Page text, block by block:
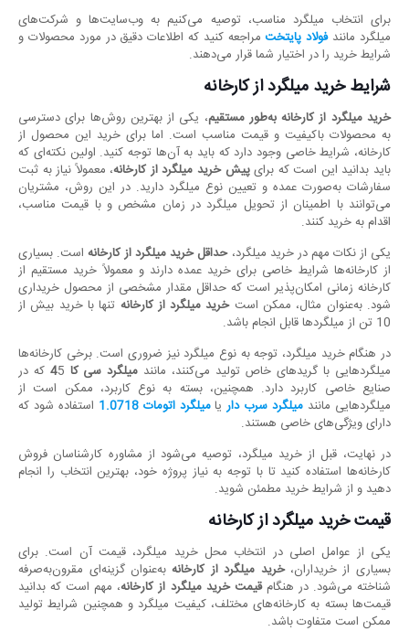
برای انتخاب میلگرد مناسب، توصیه می‌کنیم به وب‌سایت‌ها و شرکت‌های
میلگرد مانندفولاد پایتختمراجعه کنید که اطلاعات دقیق در مورد محصولات و
شرایط خرید را در اختیار شما قرار می‌دهند.
شرایط خرید میلگرد از کارخانه
خرید میلگرد از کارخانه به‌طور مستقیم، یکی از بهترین روش‌ها برای دسترسی
به محصولات باکیفیت و قیمت مناسب است. اما برای خرید این محصول از
کارخانه، شرایط خاصی وجود دارد که باید به آن‌ها توجه کنید. اولین نکته‌ای که
باید بدانید این است که برایپیش خرید میلگرد از کارخانه، معمولاً نیاز به ثبت
سفارشات به‌صورت عمده و تعیین نوع میلگرد دارید. در این روش، مشتریان
می‌توانند با اطمینان از تحویل میلگرد در زمان مشخص و با قیمت مناسب،
اقدام به خرید کنند.
یکی از نکات مهم در خرید میلگرد،حداقل خرید میلگرد از کارخانهاست. بسیاری
از کارخانه‌ها شرایط خاصی برای خرید عمده دارند و معمولاً خرید مستقیم از
کارخانه زمانی امکان‌پذیر است که حداقل مقدار مشخصی از محصول خریداری
شود. به‌عنوان مثال، ممکن استخرید میلگرد از کارخانه تنها با خرید بیش از
10 تن از میلگردها قابل انجام باشد.
در هنگام خرید میلگرد، توجه به نوع میلگرد نیز ضروری است. برخی کارخانه‌ها
میلگردهایی با گریدهای خاص تولید می‌کنند، مانند میلگرد سی کا 4
5 که در
صنایع خاصی کاربرد دارد. همچنین، بسته به نوع کاربرد، ممکن است از
میلگردهایی مانند میلگرد سرب داریامیلگرد اتومات1.0718 استفاده شود که
دارای ویژگی‌های خاصی هستند.
در نهایت، قبل از خرید میلگرد، توصیه می‌شود از مشاوره کارشناسان فروش
کارخانه‌ها استفاده کنید تا با توجه به نیاز پروژه خود، بهترین انتخاب را انجام
دهید و از شرایط خرید مطمئن شوید.
قیمت خرید میلگرد از کارخانه
یکی از عوامل اصلی در انتخاب محل خرید میلگرد، قیمت آن است. برای
بسیاری از خریداران،خرید میلگرد از کارخانهبه‌عنوان گزینه‌ای مقرون‌به‌صرفه
شناخته می‌شود. در هنگامقیمت خرید میلگرد از کارخانه، مهم است که بدانید
قیمت‌ها بسته به کارخانه‌های مختلف، کیفیت میلگرد و همچنین شرایط تولید
ممکن است متفاوت باشد.